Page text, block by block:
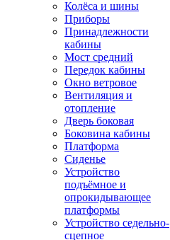
Колёса и шины
Приборы
Принадлежности
кабины
Мост средний
Передок кабины
Окно ветровое
Вентиляция и
отопление
Дверь боковая
Боковина кабины
Платформа
Сиденье
Устройство
подъёмное и
опрокидывающее
платформы
Устройство седельно-
сцепное